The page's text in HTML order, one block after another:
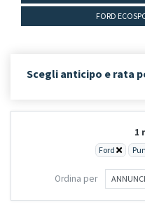
FORD
Scegli anticipo e rata
1
Ford
Ordina per